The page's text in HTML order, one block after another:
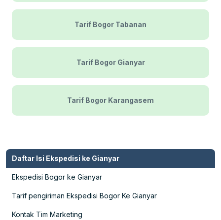
Tarif Bogor Tabanan
Tarif Bogor Gianyar
Tarif Bogor Karangasem
Daftar Isi Ekspedisi ke Gianyar
Ekspedisi Bogor ke Gianyar
Tarif pengiriman Ekspedisi Bogor Ke Gianyar
Kontak Tim Marketing